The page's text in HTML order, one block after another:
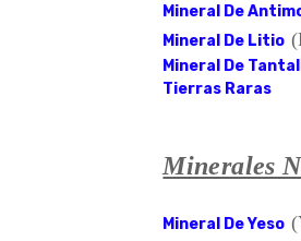
Mineral De
Mineral De Litio
Mineral De
Tierras Raras
Minerales
Mineral De Yeso